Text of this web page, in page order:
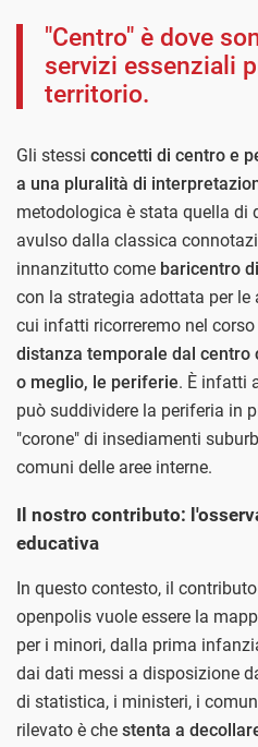
"Centro" è dove
servizi essenziali
territorio.
Gli stessi concetti di centro e
a una pluralità di
metodologica è stata quella di
avulso dalla classica
innanzitutto come baricentro
con la strategia adottata per le
cui infatti ricorreremo nel
distanza temporale dal
o meglio, le periferie. È infatti
può suddividere la periferia in
"corone" di insediamenti
comuni delle aree interne.
Il nostro contributo:
educativa
In questo contesto, il
openpolis vuole essere la
per i minori, dalla prima
dai dati messi a disposizione
di statistica, i ministeri, i
rilevato è che stenta a